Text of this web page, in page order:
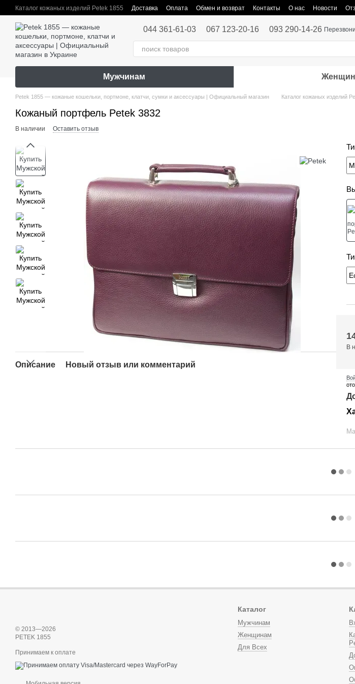
Перейти к основному контенту
Каталог кожаных изделий Petek 1855 Доставка Оплата Обмен и возврат Контакты О нас Новости
044 361-61-03 067 123-20-16 093 290-14-26
Мужчинам
Petek 1855 — кожаные кошельки, портмоне, клатчи, сумки и аксессуары | Официальный магазин Каталог кожаных изделий
Кожаный портфель Petek 3832
В наличии Оставить отзыв
Описание Новый отзыв или комментарий
В
© 2013—2026
PETEK 1855
Принимаем к оплате
Каталог
Мужчинам
Женщинам
Для Всех